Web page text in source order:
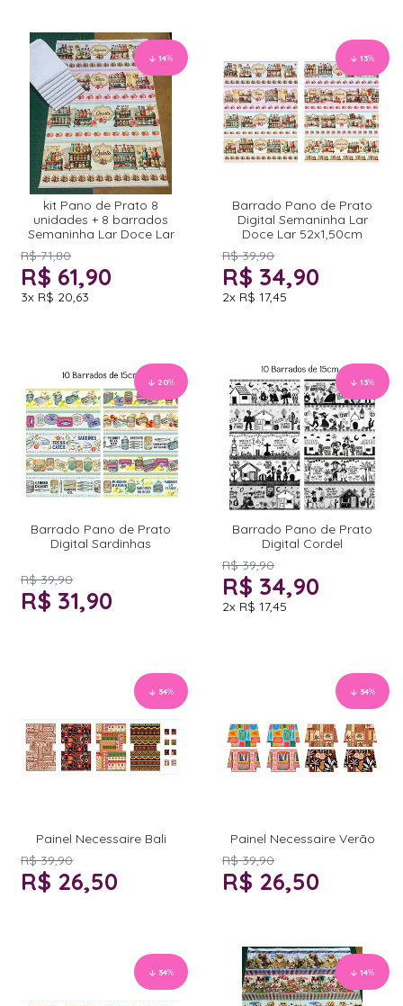
14%
kit Pano de Prato 8
unidades + 8 barrados
Semaninha Lar Doce Lar
R$ 71,80
R$ 61,90
3x R$ 20,63
13%
Barrado Pano de Prato
Digital Semaninha Lar
Doce Lar 52x1,50cm
R$ 39,90
R$ 34,90
2x R$ 17,45
20%
Barrado Pano de Prato
Digital Sardinhas
R$ 39,90
R$ 31,90
13%
Barrado Pano de Prato
Digital Cordel
R$ 39,90
R$ 34,90
2x R$ 17,45
34%
Painel Necessaire Bali
R$ 39,90
R$ 26,50
34%
Painel Necessaire Verão
R$ 39,90
R$ 26,50
34% 14%